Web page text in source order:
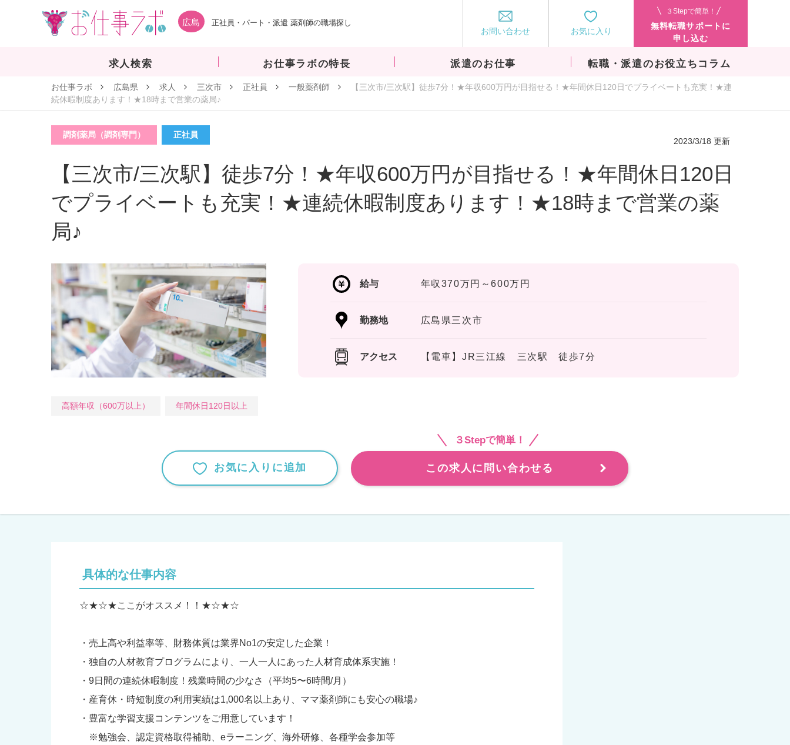
広島 正社員・パート・派遣 薬剤師の職場探し
お問い合わせ お気に入り
３Stepで簡単！
無料転職サポートに
申し込む
求人検索 お仕事ラボの特長 派遣のお仕事 転職・派遣のお役立ちコラム
お仕事ラボ 広島県 求人 三次市 正社員 一般薬剤師
【三次市/三次駅】徒歩7分！★年収600万円が目指せる！★年間休日120日でプライベートも充実！★連
続休暇制度あります！★18時まで営業の薬局♪
調剤薬局（調剤専門） 正社員
2023/3/18 更新
【三次市/三次駅】徒歩7分！★年収600万円が目指せる！★年間休日120日
でプライベートも充実！★連続休暇制度あります！★18時まで営業の薬
局♪
給与 年収370万円～600万円
勤務地 広島県三次市
アクセス 【電車】JR三江線 三次駅 徒歩7分
高額年収（600万以上） 年間休日120日以上
お気に入りに追加
３Stepで簡単！
この求人に問い合わせる
具体的な仕事内容
☆★☆★ここがオススメ！！★☆★☆
・売上高や利益率等、財務体質は業界No1の安定した企業！
・独自の人材教育プログラムにより、一人一人にあった人材育成体系実施！
・9日間の連続休暇制度！残業時間の少なさ（平均5〜6時間/月）
・産育休・時短制度の利用実績は1,000名以上あり、ママ薬剤師にも安心の職場♪
・豊富な学習支援コンテンツをご用意しています！
※勉強会、認定資格取得補助、eラーニング、海外研修、各種学会参加等